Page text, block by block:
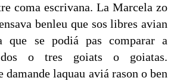
coma escrivana. La Marcela zo
benleu que sos libres avian
que se podiá pas comparar a
dos o tres goiats o goiatas.
damande laquau aviá rason o ben